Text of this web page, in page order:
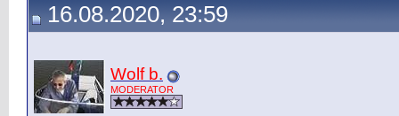
16.08.2020, 23:59
Wolf b.
MODERATOR